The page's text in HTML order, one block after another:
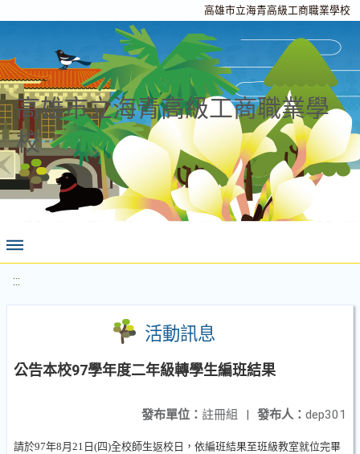
高雄市立海青高級工商職業學校
高雄市立海青高級工商職業學
校
:::
活動訊息
公告本校97學年度二年級轉學生編班結果
發布人： dep301
發布單位： 註冊組 |
請於97年8月 21 日 (四)全校師生返校日，依編班結果至班級教室就位完畢